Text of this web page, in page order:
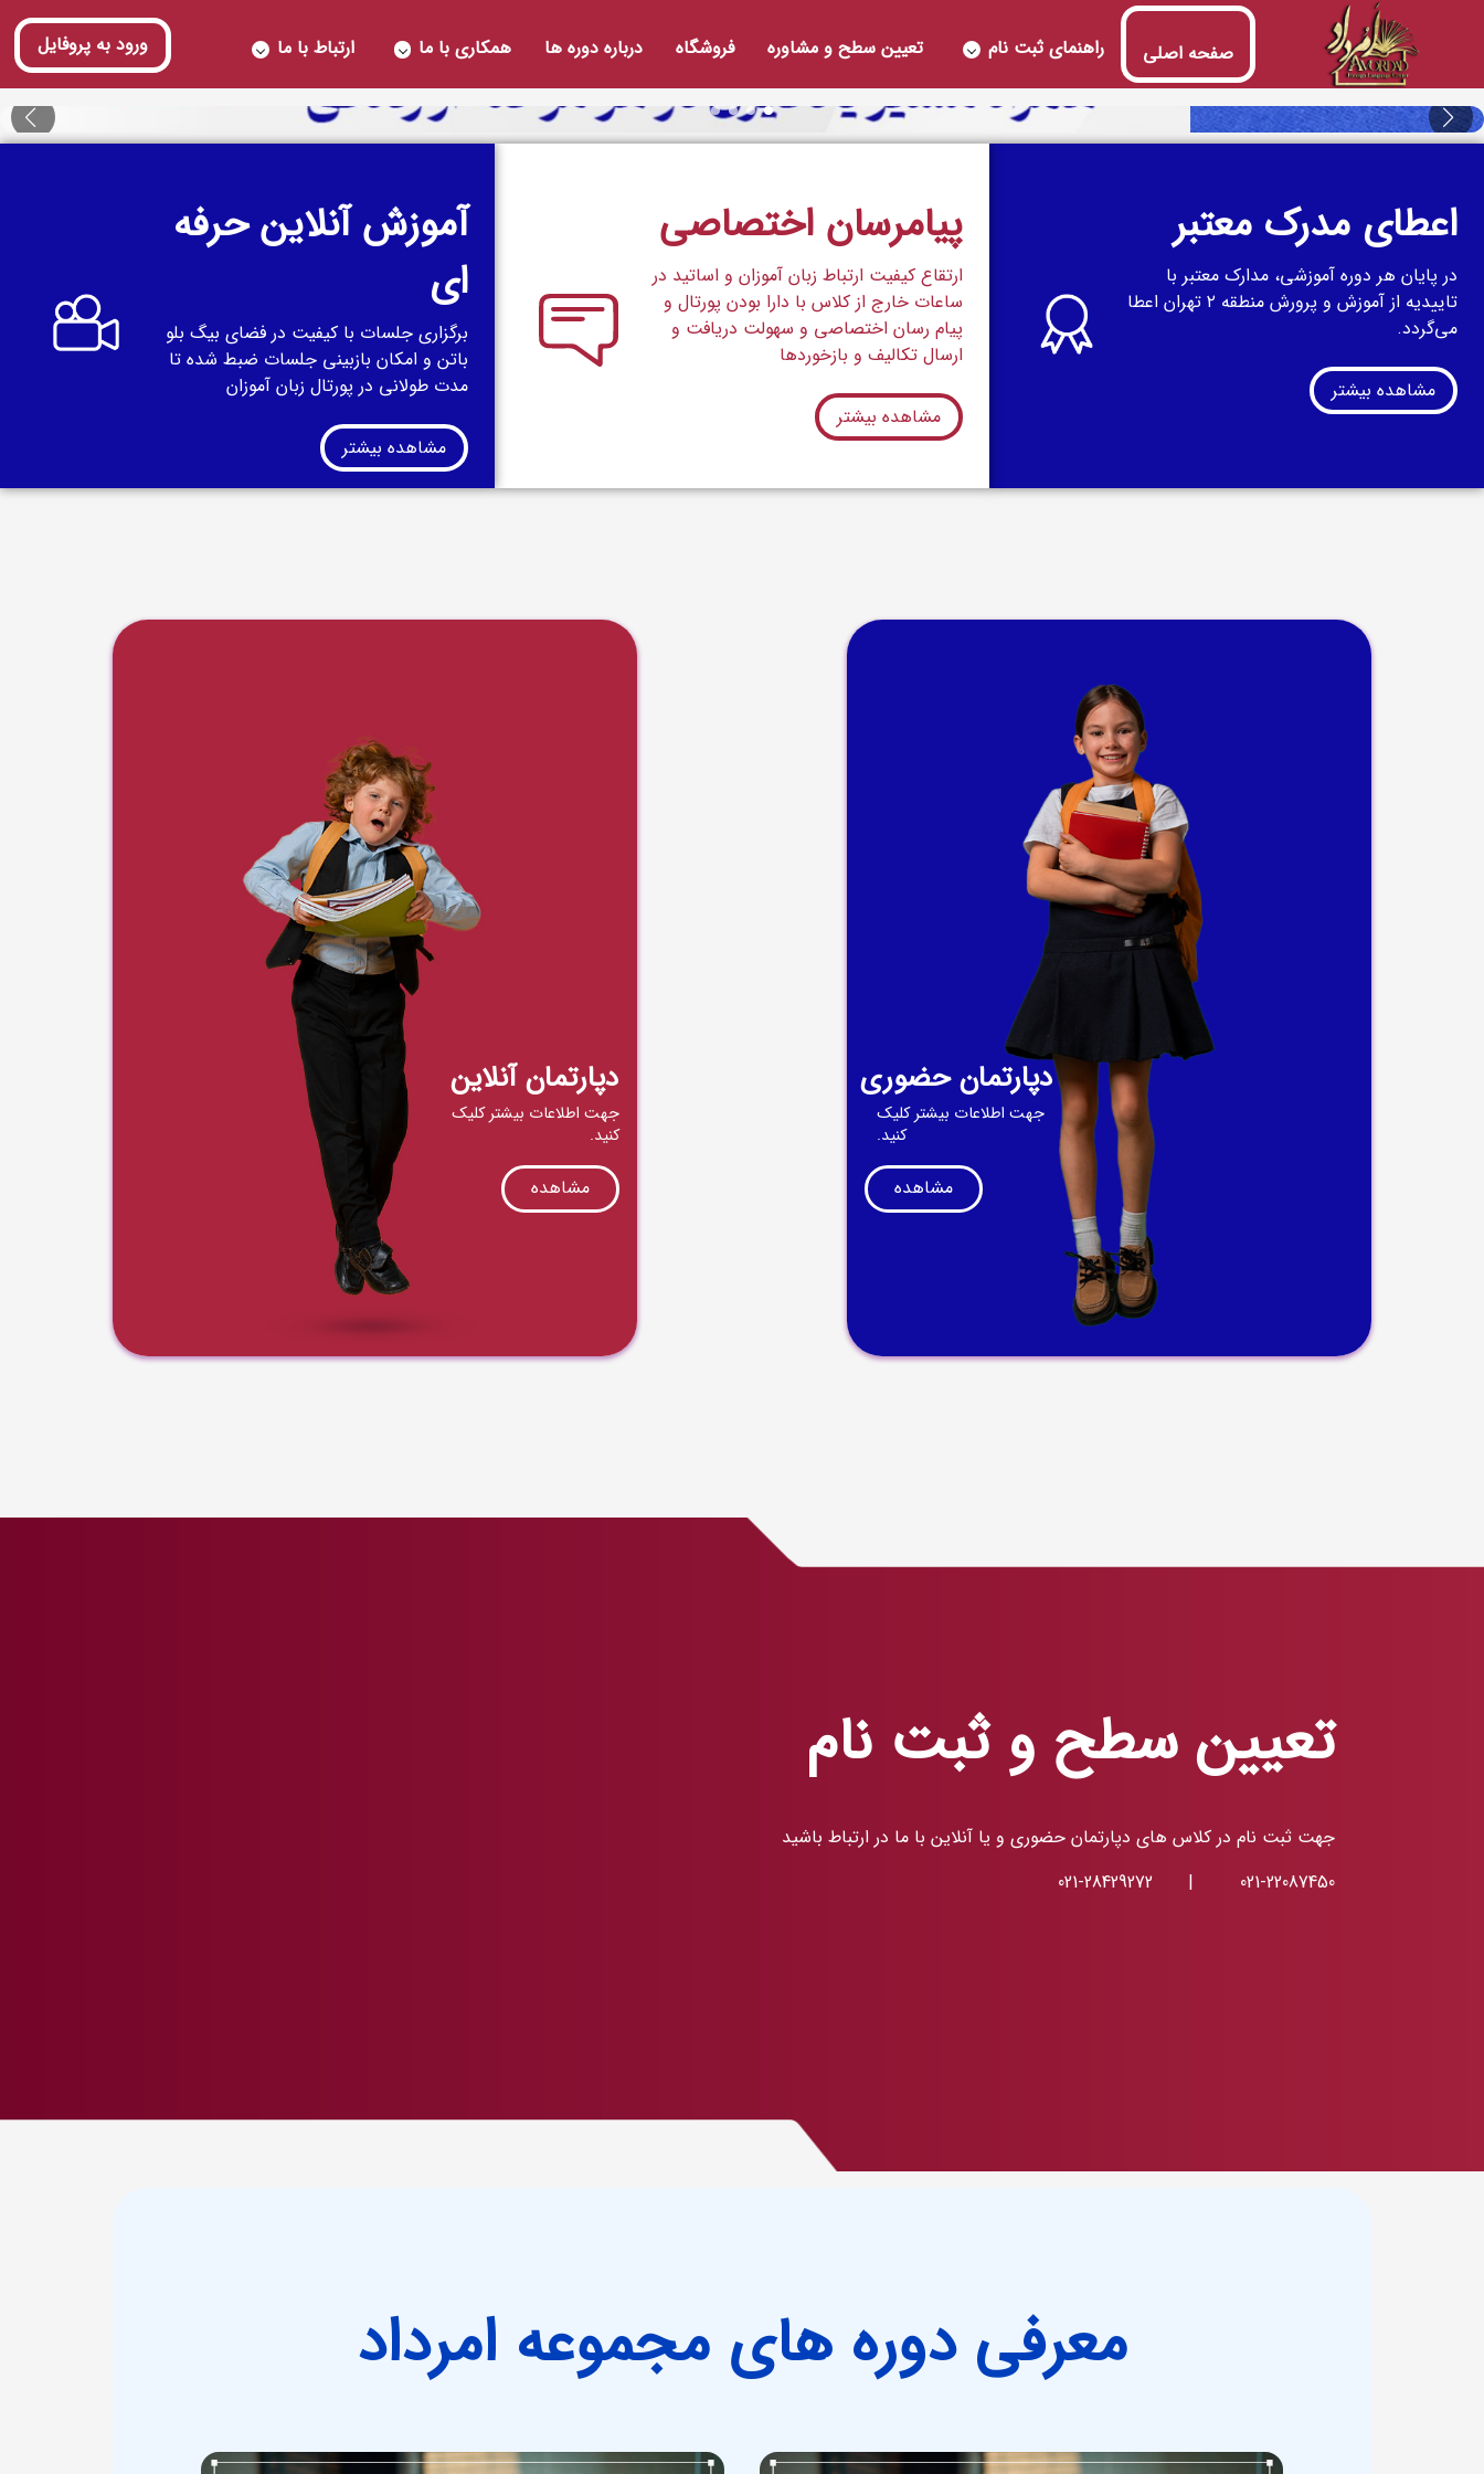
ورود به پروفایل صفحه اصلی راهنمای ثبت نام تعیین سطح و مشاوره فروشگاه درباره دوره ها همکاری با ما ارتباط با ما
اعطای مدرک معتبر
در پایان هر دوره آموزشی، مدارک معتبر با
تاییدیه از آموزش و پرورش منطقه ۲ تهران اعطا
می‌گردد.
مشاهده بیشتر
پیامرسان اختصاصی
ارتقاع کیفیت ارتباط زبان آموزان و اساتید در
ساعات خارج از کلاس با دارا بودن پورتال و
پیام رسان اختصاصی و سهولت دریافت و
ارسال تکالیف و بازخوردها
مشاهده بیشتر
آموزش آنلاین حرفه
ای
برگزاری جلسات با کیفیت در فضای بیگ بلو
باتن و امکان بازبینی جلسات ضبط شده تا
مدت طولانی در پورتال زبان آموزان
مشاهده بیشتر
دپارتمان حضوری
جهت اطلاعات بیشتر کلیک
کنید.
مشاهده
دپارتمان آنلاین
جهت اطلاعات بیشتر کلیک
کنید.
مشاهده
تعیین سطح و ثبت نام
جهت ثبت نام در کلاس های دپارتمان حضوری و یا آنلاین با ما در ارتباط باشید
021-22087450
|
021-28429272
معرفی دوره های مجموعه امرداد